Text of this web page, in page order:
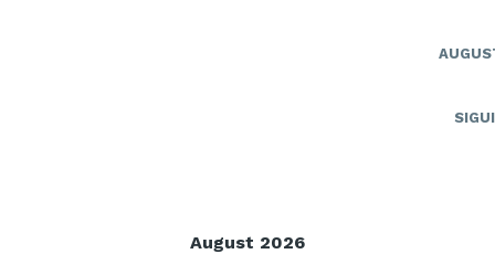
August 2026